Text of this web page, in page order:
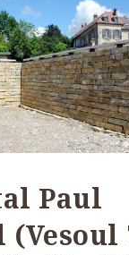
Paul
(Vesoul